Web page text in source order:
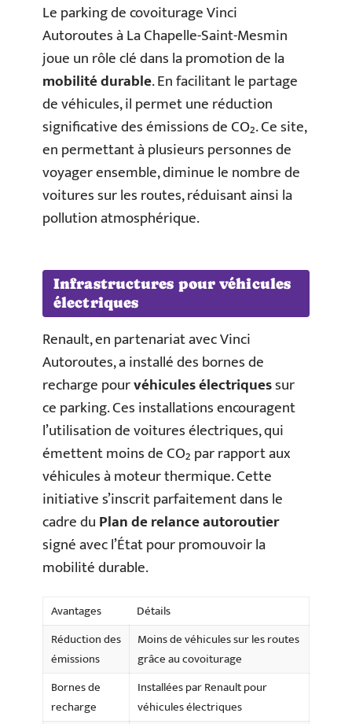
Le parking de covoiturage Vinci
Autoroutes à La Chapelle-Saint-Mesmin
joue un rôle clé dans la promotion de la
mobilité durable. En facilitant le partage
de véhicules, il permet une réduction
significative des émissions de CO₂. Ce site,
en permettant à plusieurs personnes de
voyager ensemble, diminue le nombre de
voitures sur les routes, réduisant ainsi la
pollution atmosphérique.
Infrastructures pour véhicules
électriques
Renault, en partenariat avec Vinci
Autoroutes, a installé des bornes de
recharge pourvéhicules électriquessur
ce parking. Ces installations encouragent
l’utilisation de voitures électriques, qui
émettent moins de CO₂ par rapport aux
véhicules à moteur thermique. Cette
initiative s’inscrit parfaitement dans le
cadre duPlan de relance autoroutier
signé avec l’État pour promouvoir la
mobilité durable.
Avantages
Détails
Réduction des
émissions
Moins de véhicules sur les routes
grâce au covoiturage
Bornes de
recharge
Installées par Renault pour
véhicules électriques